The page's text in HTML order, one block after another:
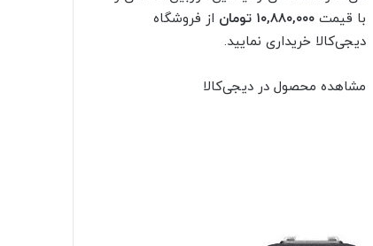
با قیمت ۱۰,۸۸۰,۰۰۰ تومان
از فروشگاه
دیجی‌کالا خریداری نمایید.
مشاهده محصول در دیجی‌کالا